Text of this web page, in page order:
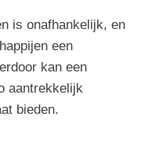
is onafhankelijk, en
een
kan een
aantrekkelijk
bieden.